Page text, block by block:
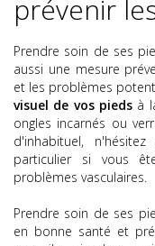
prévenir
Prendre soin de ses
aussi une mesure
et les problèmes
visuel de vos piedsà
ongles incarnés ou
d'inhabituel,
particulier si vous
problèmes vasculaires.
Prendre soin de ses
en bonne santé et